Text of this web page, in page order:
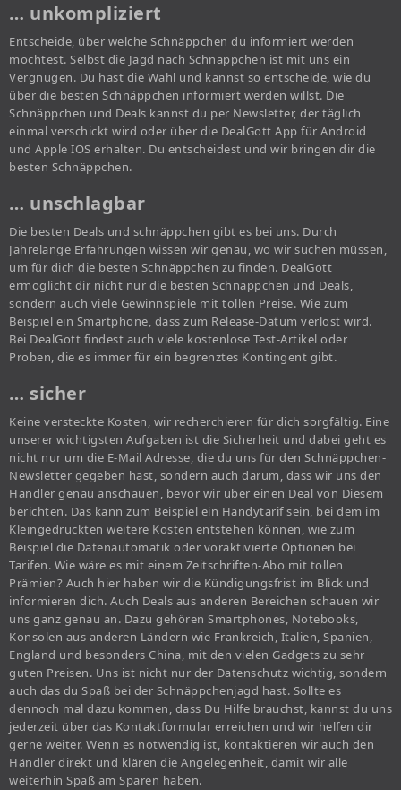
… unkompliziert
Entscheide, über welche Schnäppchen du informiert werden
möchtest. Selbst die Jagd nach Schnäppchen ist mit uns ein
Vergnügen. Du hast die Wahl und kannst so entscheide, wie du
über die besten Schnäppchen informiert werden willst. Die
Schnäppchen und Deals kannst du per Newsletter, der täglich
einmal verschickt wird oder über die DealGott App für Android
und Apple IOS erhalten. Du entscheidest und wir bringen dir die
besten Schnäppchen.
… unschlagbar
Die besten Deals und schnäppchen gibt es bei uns. Durch
Jahrelange Erfahrungen wissen wir genau, wo wir suchen müssen,
um für dich die besten Schnäppchen zu finden. DealGott
ermöglicht dir nicht nur die besten Schnäppchen und Deals,
sondern auch viele Gewinnspiele mit tollen Preise. Wie zum
Beispiel ein Smartphone, dass zum Release-Datum verlost wird.
Bei DealGott findest auch viele kostenlose Test-Artikel oder
Proben, die es immer für ein begrenztes Kontingent gibt.
… sicher
Keine versteckte Kosten, wir recherchieren für dich sorgfältig. Eine
unserer wichtigsten Aufgaben ist die Sicherheit und dabei geht es
nicht nur um die E-Mail Adresse, die du uns für den Schnäppchen-
Newsletter gegeben hast, sondern auch darum, dass wir uns den
Händler genau anschauen, bevor wir über einen Deal von Diesem
berichten. Das kann zum Beispiel ein Handytarif sein, bei dem im
Kleingedruckten weitere Kosten entstehen können, wie zum
Beispiel die Datenautomatik oder voraktivierte Optionen bei
Tarifen. Wie wäre es mit einem Zeitschriften-Abo mit tollen
Prämien? Auch hier haben wir die Kündigungsfrist im Blick und
informieren dich. Auch Deals aus anderen Bereichen schauen wir
uns ganz genau an. Dazu gehören Smartphones, Notebooks,
Konsolen aus anderen Ländern wie Frankreich, Italien, Spanien,
England und besonders China, mit den vielen Gadgets zu sehr
guten Preisen. Uns ist nicht nur der Datenschutz wichtig, sondern
auch das du Spaß bei der Schnäppchenjagd hast. Sollte es
dennoch mal dazu kommen, dass Du Hilfe brauchst, kannst du uns
jederzeit über das Kontaktformular erreichen und wir helfen dir
gerne weiter. Wenn es notwendig ist, kontaktieren wir auch den
Händler direkt und klären die Angelegenheit, damit wir alle
weiterhin Spaß am Sparen haben.